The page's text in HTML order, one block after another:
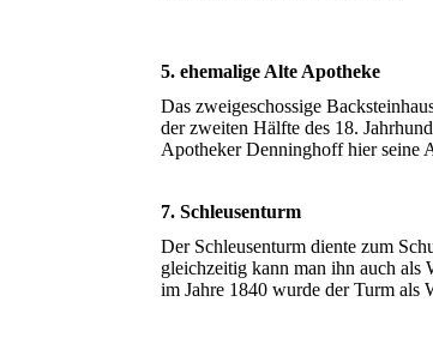
5. ehemalige Alte Apotheke
Das zweigeschossige
der zweiten Hälfte des 18.
Apotheker Denninghoff hier seine
7. Schleusenturm
Der Schleusenturm diente zum
gleichzeitig kann man ihn auch als
im Jahre 1840 wurde der Turm als